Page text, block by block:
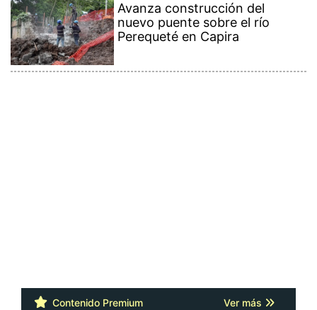
Avanza construcción del
nuevo puente sobre el río
Perequeté en Capira
Contenido Premium Ver más